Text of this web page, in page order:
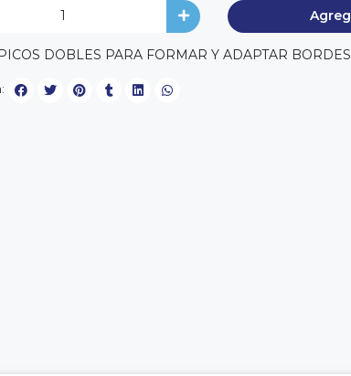
DOBLES PARA FORMAR Y ADAPTAR BORDES